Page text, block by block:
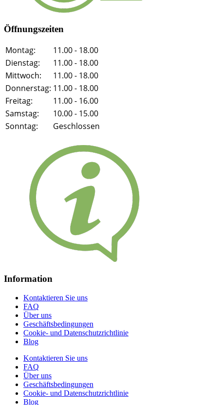
Öffnungszeiten
Montag:
11.00 - 18.00
Dienstag:
11.00 - 18.00
Mittwoch:
11.00 - 18.00
Donnerstag: 11.00 - 18.00
Freitag:
11.00 - 16.00
Samstag:
10.00 - 15.00
Sonntag:
Geschlossen
Information
Kontaktieren Sie uns
FAQ
Über uns
Geschäftsbedingungen
Cookie- und Datenschutzrichtlinie
Blog
Kontaktieren Sie uns
FAQ
Über uns
Geschäftsbedingungen
Cookie- und Datenschutzrichtlinie
Blog